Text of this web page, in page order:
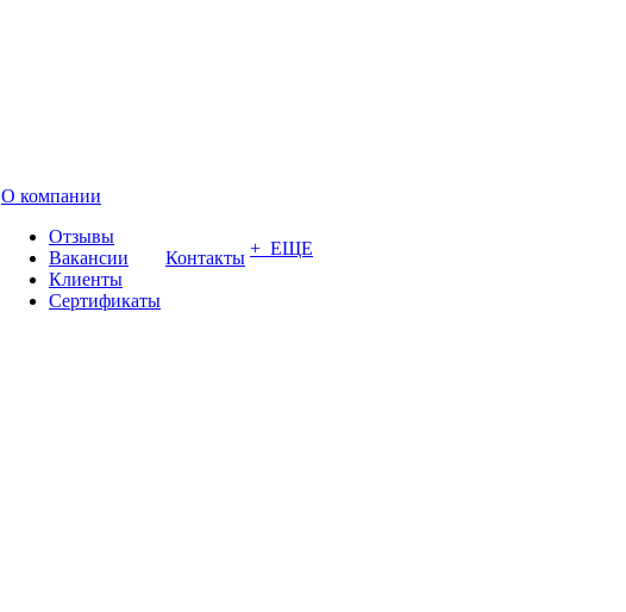
О компании
Отзывы
Вакансии
Клиенты
Сертификаты
Контакты + ЕЩЕ